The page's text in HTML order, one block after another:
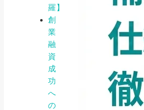
羅】
創
業
融
資
成
功
へ
の